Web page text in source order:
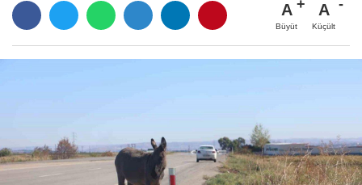
A
Büyüt
A
Küçült